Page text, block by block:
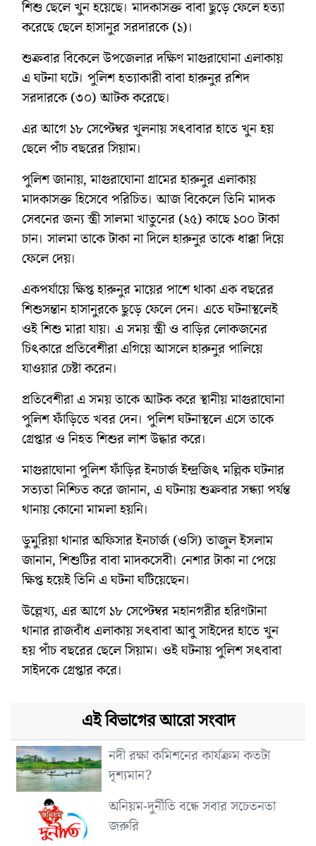
শিশু ছেলে খুন হয়েছে। মাদকাসক্ত বাবা ছুড়ে ফেলে হত্যা
করেছে ছেলে হাসানুর সরদারকে (১)।
শুক্রবার বিকেলে উপজেলার দক্ষিণ মাগুরাঘোনা এলাকায়
এ ঘটনা ঘটে। পুলিশ হত্যাকারী বাবা হারুনুর রশিদ
সরদারকে (৩০) আটক করেছে।
এর আগে ১৮ সেপ্টেম্বর খুলনায় সৎবাবার হাতে খুন হয়
ছেলে পাঁচ বছরের সিয়াম।
পুলিশ জানায়, মাগুরাঘোনা গ্রামের হারুনুর এলাকায়
মাদকাসক্ত হিসেবে পরিচিত। আজ বিকেলে তিনি মাদক
সেবনের জন্য স্ত্রী সালমা খাতুনের (২৫) কাছে ১০০ টাকা
চান। সালমা তাকে টাকা না দিলে হারুনুর তাকে ধাক্কা দিয়ে
ফেলে দেয়।
একপর্যায়ে ক্ষিপ্ত হারুনুর মায়ের পাশে থাকা এক বছরের
শিশুসন্তান হাসানুরকে ছুড়ে ফেলে দেন। এতে ঘটনাস্থলেই
ওই শিশু মারা যায়। এ সময় স্ত্রী ও বাড়ির লোকজনের
চিৎকারে প্রতিবেশীরা এগিয়ে আসলে হারুনুর পালিয়ে
যাওয়ার চেষ্টা করেন।
প্রতিবেশীরা এ সময় তাকে আটক করে স্থানীয় মাগুরাঘোনা
পুলিশ ফাঁড়িতে খবর দেন। পুলিশ ঘটনাস্থলে এসে তাকে
গ্রেপ্তার ও নিহত শিশুর লাশ উদ্ধার করে।
মাগুরাঘোনা পুলিশ ফাঁড়ির ইনচার্জ ইন্দ্রজিৎ মল্লিক ঘটনার
সত্যতা নিশ্চিত করে জানান, এ ঘটনায় শুক্রবার সন্ধ্যা পর্যন্ত
থানায় কোনো মামলা হয়নি।
ডুমুরিয়া থানার অফিসার ইনচার্জ (ওসি) তাজুল ইসলাম
জানান, শিশুটির বাবা মাদকসেবী। নেশার টাকা না পেয়ে
ক্ষিপ্ত হয়েই তিনি এ ঘটনা ঘটিয়েছেন।
উল্লেখ্য, এর আগে ১৮ সেপ্টেম্বর মহানগরীর হরিণটানা
থানার রাজবাঁধ এলাকায় সৎবাবা আবু সাইদের হাতে খুন
হয় পাঁচ বছরের ছেলে সিয়াম। ওই ঘটনায় পুলিশ সৎবাবা
সাইদকে গ্রেপ্তার করে।
এই বিভাগের আরো সংবাদ
নদী রক্ষা কমিশনের কার্যক্রম কতটা
দৃশ্যমান?
অনিয়ম-দুর্নীতি বন্ধে সবার সচেতনতা
জরুরি